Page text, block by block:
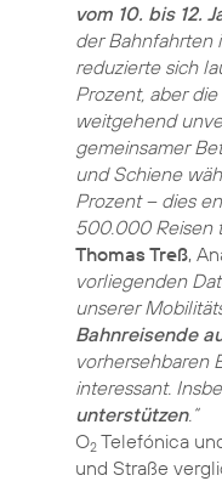
vom 10. bis 12.
der Bahnfahrten
reduzierte sich
Prozent, aber die
weitgehend
gemeinsamer
und Schiene
Prozent – dies
500.000 Reisen
Thomas Treß,
vorliegenden
unserer
Bahnreisende
vorhersehbaren
interessant.
unterstützen.“
O2 Telefónica
und Straße